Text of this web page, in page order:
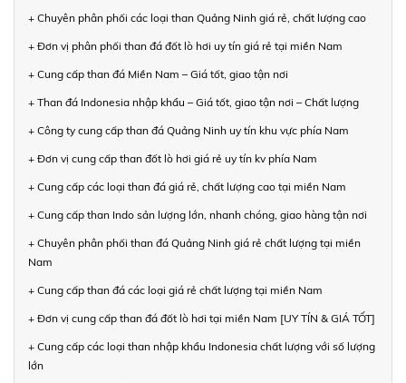
+ Chuyên phân phối các loại than Quảng Ninh giá rẻ, chất lượng cao
+ Đơn vị phân phối than đá đốt lò hơi uy tín giá rẻ tại miền Nam
+ Cung cấp than đá Miền Nam – Giá tốt, giao tận nơi
+ Than đá Indonesia nhập khẩu – Giá tốt, giao tận nơi – Chất lượng
+ Công ty cung cấp than đá Quảng Ninh uy tín khu vực phía Nam
+ Đơn vị cung cấp than đốt lò hơi giá rẻ uy tín kv phía Nam
+ Cung cấp các loại than đá giá rẻ, chất lượng cao tại miền Nam
+ Cung cấp than Indo sản lượng lớn, nhanh chóng, giao hàng tận nơi
+ Chuyên phân phối than đá Quảng Ninh giá rẻ chất lượng tại miền
Nam
+ Cung cấp than đá các loại giá rẻ chất lượng tại miền Nam
+ Đơn vị cung cấp than đá đốt lò hơi tại miền Nam [UY TÍN & GIÁ TỐT]
+ Cung cấp các loại than nhập khẩu Indonesia chất lượng với số lượng
lớn